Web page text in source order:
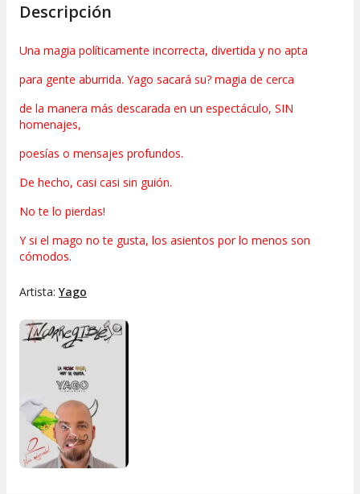
Descripción
Una magia políticamente incorrecta, divertida y no apta
para gente aburrida. Yago sacará su? magia de cerca
de la manera más descarada en un espectáculo, SIN
homenajes,
poesías o mensajes profundos.
De hecho, casi casi sin guión.
No te lo pierdas!
Y si el mago no te gusta, los asientos por lo menos son
cómodos.
Artista: Yago